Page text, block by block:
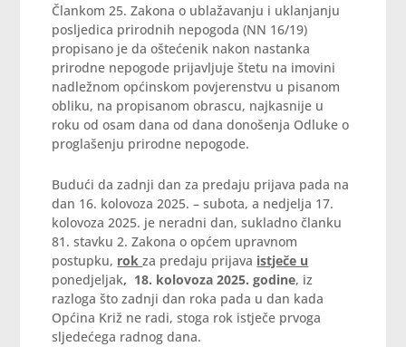
Člankom 25. Zakona o ublažavanju i uklanjanju
posljedica prirodnih nepogoda (NN 16/19)
propisano je da oštećenik nakon nastanka
prirodne nepogode prijavljuje štetu na imovini
nadležnom općinskom povjerenstvu u pisanom
obliku, na propisanom obrascu, najkasnije u
roku od osam dana od dana donošenja Odluke o
proglašenju prirodne nepogode.
Budući da zadnji dan za predaju prijava pada na
dan 16. kolovoza 2025. – subota, a nedjelja 17.
kolovoza 2025. je neradni dan, sukladno članku
81. stavku 2. Zakona o općem upravnom
postupku, rokza predaju prijava istječe u
ponedjeljak, 18. kolovoza 2025. godine, iz
razloga što zadnji dan roka pada u dan kada
Općina Križ ne radi, stoga rok istječe prvoga
sljedećega radnog dana.